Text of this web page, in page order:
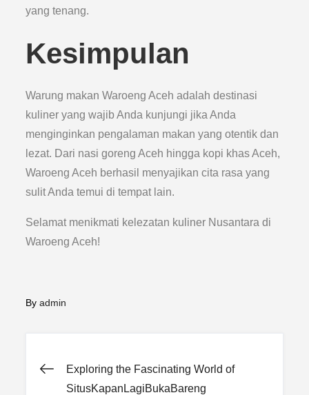
yang tenang.
Kesimpulan
Warung makan Waroeng Aceh adalah destinasi
kuliner yang wajib Anda kunjungi jika Anda
menginginkan pengalaman makan yang otentik dan
lezat. Dari nasi goreng Aceh hingga kopi khas Aceh,
Waroeng Aceh berhasil menyajikan cita rasa yang
sulit Anda temui di tempat lain.
Selamat menikmati kelezatan kuliner Nusantara di
Waroeng Aceh!
Byadmin
Post
Exploring the Fascinating World of
SitusKapanLagiBukaBareng